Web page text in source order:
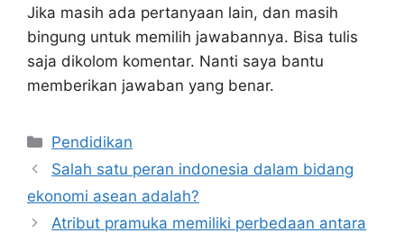
Jika masih ada pertanyaan lain, dan masih
bingung untuk memilih jawabannya. Bisa tulis
saja dikolom komentar. Nanti saya bantu
memberikan jawaban yang benar.
Kategori
Pendidikan
Salah satu peran indonesia dalam bidang
ekonomi asean adalah?
Atribut pramuka memiliki perbedaan antara